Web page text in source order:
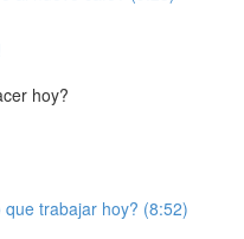
hoy?
trabajar hoy? (8:52)